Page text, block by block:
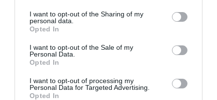
I want to opt-out of the Sharing of my
personal data.
Opted In
I want to opt-out of the Sale of my
Personal Data.
Opted In
I want to opt-out of processing my
Personal Data for Targeted Advertising.
Opted In